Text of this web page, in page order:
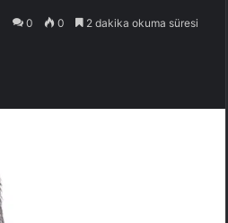
0 0 2 dakika okuma süresi